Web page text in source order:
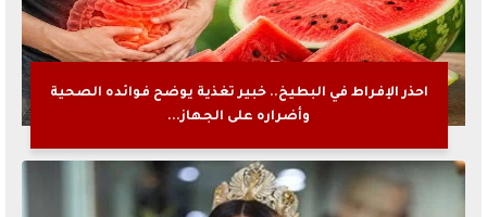
احذر الإفراط في البطيخ.. خبير تغذية يوضح فوائده الصحية
وأضراره على الجهاز...